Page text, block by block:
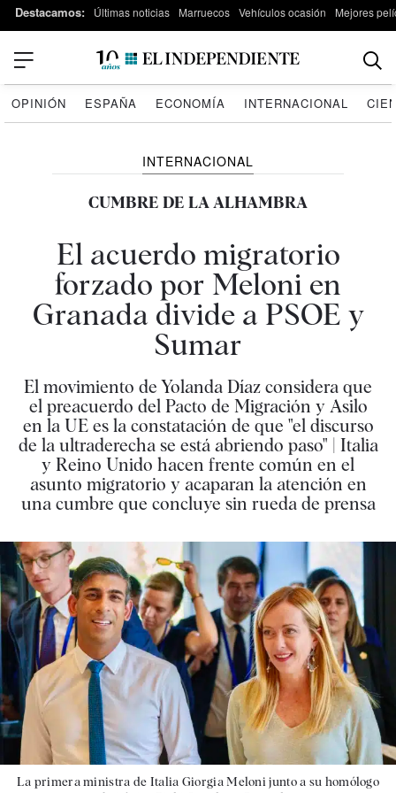
Destacamos: Últimas noticias Marruecos Vehículos ocasión Mejores
OPINIÓN ESPAÑA ECONOMÍA INTERNACIONAL
INTERNACIONAL
CUMBRE DE LA ALHAMBRA
El acuerdo migratorio
forzado por Meloni en
Granada divide a PSOE y
Sumar
El movimiento de Yolanda Díaz considera que
el preacuerdo del Pacto de Migración y Asilo
en la UE es la constatación de que "el discurso
de la ultraderecha se está abriendo paso" | Italia
y Reino Unido hacen frente común en el
asunto migratorio y acaparan la atención en
una cumbre que concluye sin rueda de prensa
La primera ministra de Italia Giorgia Meloni junto a su homólogo